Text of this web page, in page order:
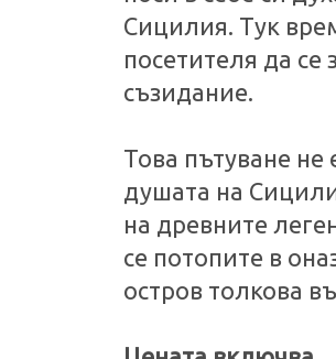
Сицилия. Тук
посетителя да се
съзидание.
Това пътуване не
душата на
на древните
се потопите в
остров толкова